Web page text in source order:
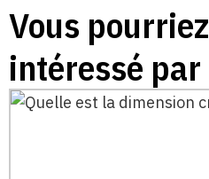
Vous
intéressé par